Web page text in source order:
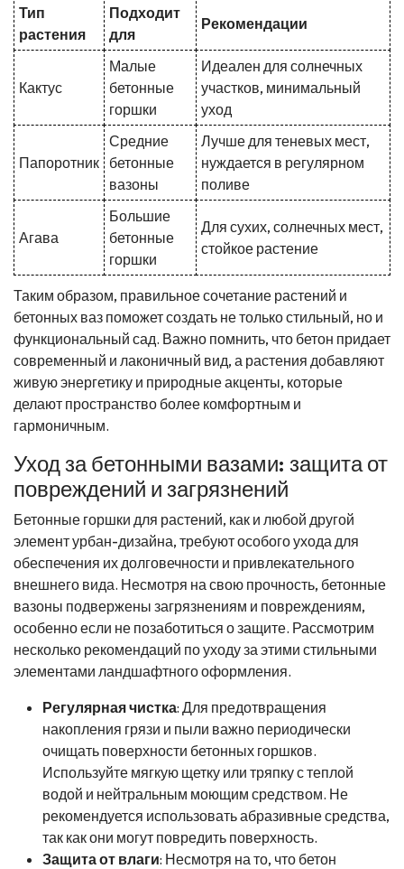
Тип
растения
Подходит
для
Рекомендации
Кактус
Малые
бетонные
горшки
Идеален для солнечных
участков, минимальный
уход
Папоротник
Средние
бетонные
вазоны
Лучше для теневых мест,
нуждается в регулярном
поливе
Агава
Большие
бетонные
горшки
Для сухих, солнечных мест,
стойкое растение
Таким образом, правильное сочетание растений и
бетонных ваз поможет создать не только стильный, но и
функциональный сад. Важно помнить, что бетон придает
современный и лаконичный вид, а растения добавляют
живую энергетику и природные акценты, которые
делают пространство более комфортным и
гармоничным.
Уход за бетонными вазами: защита от
повреждений и загрязнений
Бетонные горшки для растений, как и любой другой
элемент урбан-дизайна, требуют особого ухода для
обеспечения их долговечности и привлекательного
внешнего вида. Несмотря на свою прочность, бетонные
вазоны подвержены загрязнениям и повреждениям,
особенно если не позаботиться о защите. Рассмотрим
несколько рекомендаций по уходу за этими стильными
элементами ландшафтного оформления.
Регулярная чистка: Для предотвращения
накопления грязи и пыли важно периодически
очищать поверхности бетонных горшков.
Используйте мягкую щетку или тряпку с теплой
водой и нейтральным моющим средством. Не
рекомендуется использовать абразивные средства,
так как они могут повредить поверхность.
Защита от влаги: Несмотря на то, что бетон